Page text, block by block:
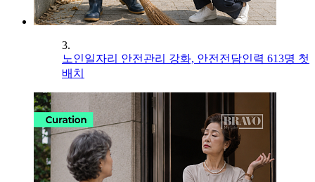
3.
노인일자리 안전관리 강화, 안전전담인력 613명 첫
배치